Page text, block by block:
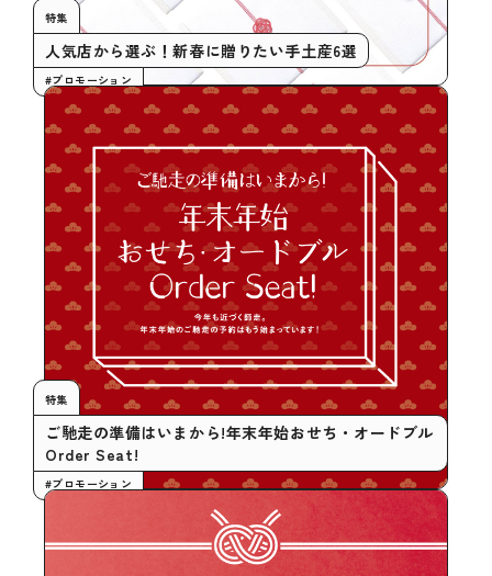
特集
人気店から選ぶ！新春に贈りたい手土産6選
#プロモーション
特集
ご馳走の準備はいまから!年末年始おせち・オードブル
Order Seat!
#プロモーション